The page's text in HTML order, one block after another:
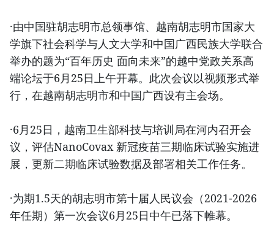
·由中国驻胡志明市总领事馆、越南胡志明市国家大
学旗下社会科学与人文大学和中国广西民族大学联合
举办的题为“百年历史 面向未来”的越中党政关系高
端论坛于6月25日上午开幕。此次会议以视频形式举
行，在越南胡志明市和中国广西设有主会场。
·6月25日，越南卫生部科技与培训局在河内召开会
议，评估NanoCovax 新冠疫苗三期临床试验实施进
展，更新二期临床试验数据及部署相关工作任务。
·为期1.5天的胡志明市第十届人民议会（2021-2026
年任期）第一次会议6月25日中午已落下帷幕。